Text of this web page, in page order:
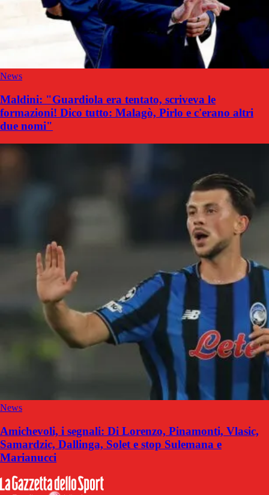
News
Maldini: "Guardiola era tentato, scriveva le
formazioni! Dico tutto: Malagò, Pirlo e c'erano altri
due nomi"
News
Amichevoli, i segnali: Di Lorenzo, Pinamonti, Vlasic,
Samardzic, Dallinga, Solet e stop Sulemana e
Marianucci